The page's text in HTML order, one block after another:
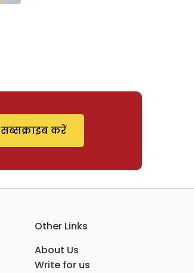
सब्सक्राइब करें
Other Links
About Us
Write for us